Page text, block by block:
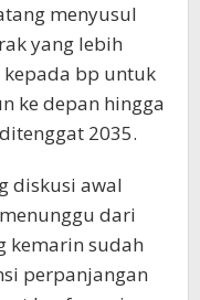
menyusul
yang lebih
bp untuk
ke depan hingga
2035.
diskusi awal
dari
kemarin sudah
perpanjangan